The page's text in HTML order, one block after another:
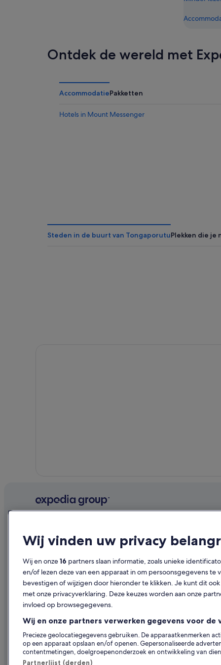
Ontdek de wereld met
AccommodatiePakketten
Hotels in Mount Messenger
Steden in de buurt van TongaporutuPlekken die je
Over ons
Vacatures
Je accommodatie adverteren
Samenwerkingen
Persruimte
Adverteren
Reisgids
Hotels in
Op
Andere
Wij vinden uw privacy
Wij en onze16 partners slaan informatie, zoals unieke
en/of lezen deze van een apparaat in om persoonsgegevens te
bevestigen of wijzigen door hieronder te klikken. Je kunt dit
met onze privacyverklaring. Deze keuzes worden aan onze
invloed op browsegegevens.
Wij en onze partners verwerken gegevens voor de
Precieze geolocatiegegevens gebruiken. De apparaatkenmerken
op een apparaat opslaan en/of openen. Gepersonaliseerde
contentmetingen, doelgroepenonderzoek en ontwikkeling van
Partnerlijst (derden)